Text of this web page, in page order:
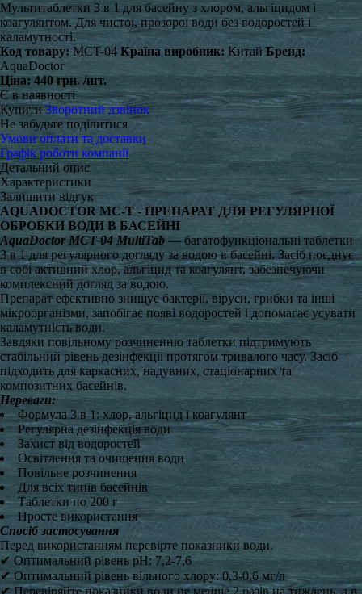
Мультитаблетки 3 в 1 для басейну з хлором, альгіцидом і
коагулянтом. Для чистої, прозорої води без водоростей і
каламутності.
Код товару:MCT-04 Країна виробник: Китай Бренд:
AquaDoctor
Ціна:440 грн./шт.
Є в наявності
Купити Зворотний дзвінок
Не забудьте поділитися
Умови оплати та доставки
Графік роботи компанії
Детальний опис
Характеристики
Залишити відгук
AQUADOCTOR MC-T - ПРЕПАРАТ ДЛЯ РЕГУЛЯРНОЇ
ОБРОБКИ ВОДИ В БАСЕЙНІ
AquaDoctor MCT-04 MultiTab — багатофункціональні таблетки
3 в 1 для регулярного догляду за водою в басейні. Засіб поєднує
в собі активний хлор, альгіцид та коагулянт, забезпечуючи
комплексний догляд за водою.
Препарат ефективно знищує бактерії, віруси, грибки та інші
мікроорганізми, запобігає появі водоростей і допомагає усувати
каламутність води.
Завдяки повільному розчиненню таблетки підтримують
стабільний рівень дезінфекції протягом тривалого часу. Засіб
підходить для каркасних, надувних, стаціонарних та
композитних басейнів.
Переваги:
Формула 3 в 1: хлор, альгіцид і коагулянт
Регулярна дезінфекція води
Захист від водоростей
Освітлення та очищення води
Повільне розчинення
Для всіх типів басейнів
Таблетки по 200 г
Просте використання
Спосіб застосування
Перед використанням перевірте показники води.
✔ Оптимальний рівень pH: 7,2-7,6
✔ Оптимальний рівень вільного хлору: 0,3-0,6 мг/л
✔ Перевіряйте показники води не менше 2 разів на тиждень, а в